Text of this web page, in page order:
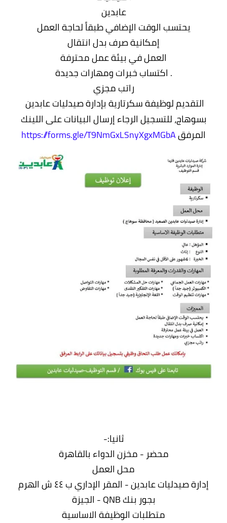
عابدين
يحتسب الوقت الإضافي طبقاً لحاجة العمل
إمكانية صرف بدل انتقال
العمل في بيئة عمل محترفة
. اكتساب خبرات ومهارات جديدة
راتب مجزي
التقديم لوظيفةسكرتارية بإدارة صيدليات عابدين
بسوهاج، للتسجيل الرجاء إرسال البيانات على اللينك
المرفقhttps://forms.gle/T9NmGxLSnyXgxMGbA
ثانيا:-
محضر - مخزن الدواء بالقاهرة
محل العمل
إدارة صيدليات عابدين - المقر الإداري ب ٤٤ ش الهرم
بجور بنك QNB - الجيزة
متطلبات الوظيفة الاساسية